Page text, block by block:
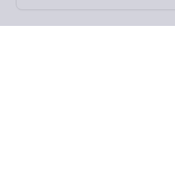
Theo dõi chúng tôi trên